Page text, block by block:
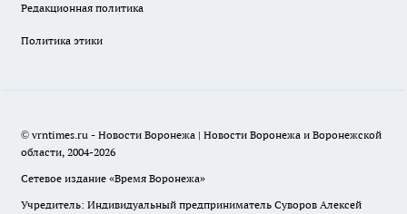
Редакционная политика
Политика этики
© vrntimes.ru - Новости Воронежа | Новости Воронежа и Воронежской
области, 2004-2026
Сетевое издание «Время Воронежа»
Учредитель: Индивидуальный предприниматель Суворов Алексей